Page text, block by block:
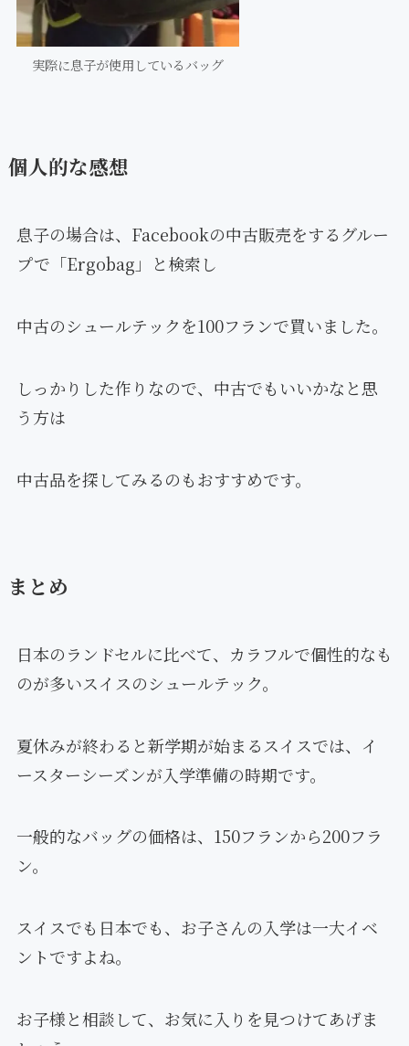
実際に息子が使用しているバッグ
個人的な感想
息子の場合は、Facebookの中古販売をするグルー
プで「Ergobag」と検索し
中古のシュールテックを100フランで買いました。
しっかりした作りなので、中古でもいいかなと思
う方は
中古品を探してみるのもおすすめです。
まとめ
日本のランドセルに比べて、カラフルで個性的なも
のが多いスイスのシュールテック。
夏休みが終わると新学期が始まるスイスでは、イ
ースターシーズンが入学準備の時期です。
一般的なバッグの価格は、150フランから200フラ
ン。
スイスでも日本でも、お子さんの入学は一大イベ
ントですよね。
お子様と相談して、お気に入りを見つけてあげま